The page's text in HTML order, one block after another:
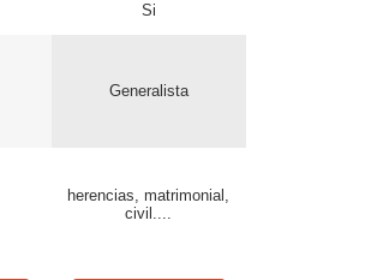
Si
Generalista
herencias, matrimonial,
civil....